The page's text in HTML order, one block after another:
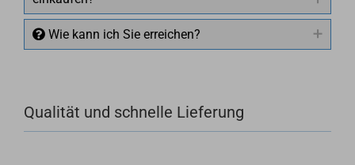
Wie kann ich Sie erreichen?
+49 (0)4281 50 79 78 2
Qualität und schnelle Lieferung